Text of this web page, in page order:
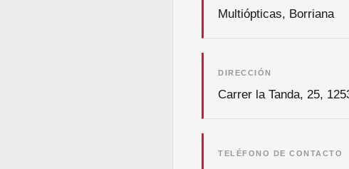
Multiópticas, Borriana
DIRECCIÓN
Carrer la Tanda, 25,
TELÉFONO DE CONTACTO